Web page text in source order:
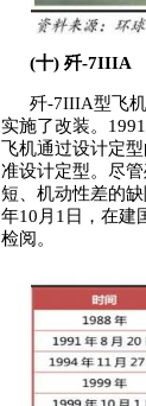
(十) 歼-7IIIA
歼-7IIIA型飞
实施了改装。
飞机通过设计定
准设计定型。尽
短、机动性差的
年10月1日，在建
检阅。